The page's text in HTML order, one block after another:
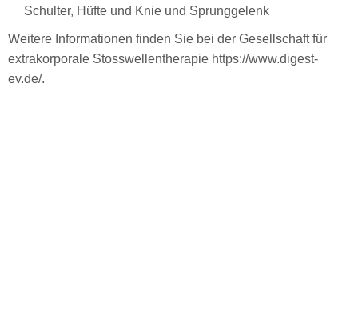
Schulter, Hüfte und Knie und Sprunggelenk
Weitere Informationen finden Sie bei der Gesellschaft für
extrakorporale Stosswellentherapie https://www.digest-
ev.de/.